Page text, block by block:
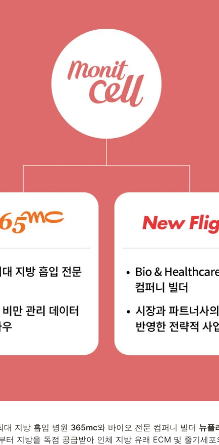
대 지방 흡입 병원 365mc와 바이오 전문 컴퍼니 빌더 뉴플
터 지방을 독점 공급받아 인체 지방 유래 ECM 및 줄기세